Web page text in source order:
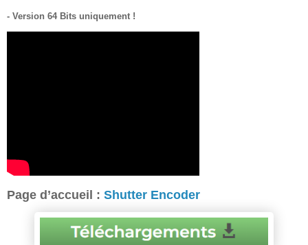
- Version 64 Bits uniquement !
Page d’accueil : Shutter Encoder